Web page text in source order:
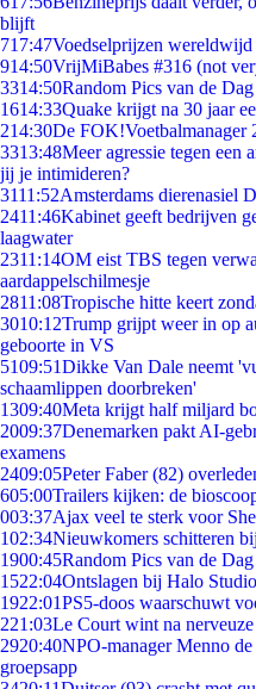
blijft
717:47Voedselprijzen
914:50VrijMiBabes #316 (not
3314:50Random Pics van de
1614:33Quake krijgt na 30 jaar
214:30De FOK!Voetbalmanager
3313:48Meer agressie tegen een
jij je intimideren?
3111:52Amsterdams dierenasiel
2411:46Kabinet geeft bedrijven
laagwater
2311:14OM eist TBS tegen
aardappelschilmesje
2811:08Tropische hitte keert
3010:12Trump grijpt weer in op
geboorte in VS
5109:51Dikke Van Dale neemt
schaamlippen doorbreken'
1309:40Meta krijgt half miljard
2009:37Denemarken pakt AI-
examens
2409:05Peter Faber (82)
605:00Trailers kijken: de
003:37Ajax veel te sterk voor
102:34Nieuwkomers schitteren
1900:45Random Pics van de
1522:04Ontslagen bij Halo
1922:01PS5-doos waarschuwt
221:03Le Court wint na
2920:40NPO-manager Menno
groepsapp